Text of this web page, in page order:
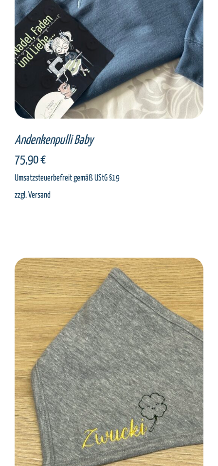
Andenkenpulli Baby
75,90€
Umsatzsteuerbefreit gemäß UStG §19
zzgl.Versand
SELECT OPTIONS / DETAILS